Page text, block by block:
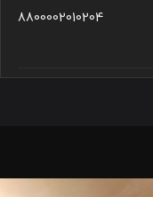
8800002010204